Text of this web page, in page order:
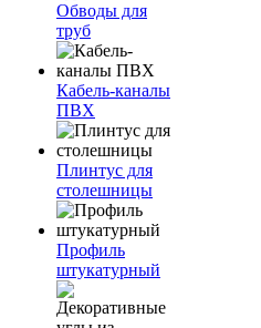
Обводы для
труб
Кабель-каналы
ПВХ
Плинтус для
столешницы
Профиль
штукатурный